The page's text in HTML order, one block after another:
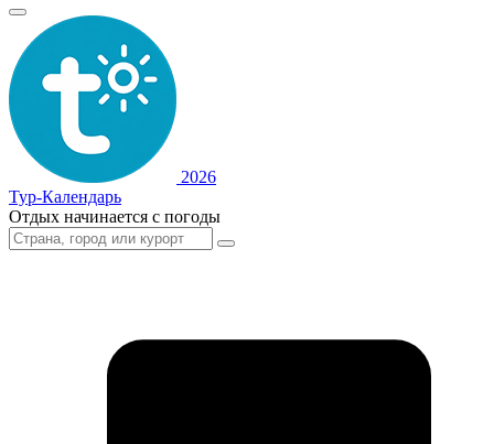
2026
Тур-Календарь
Отдых начинается с погоды